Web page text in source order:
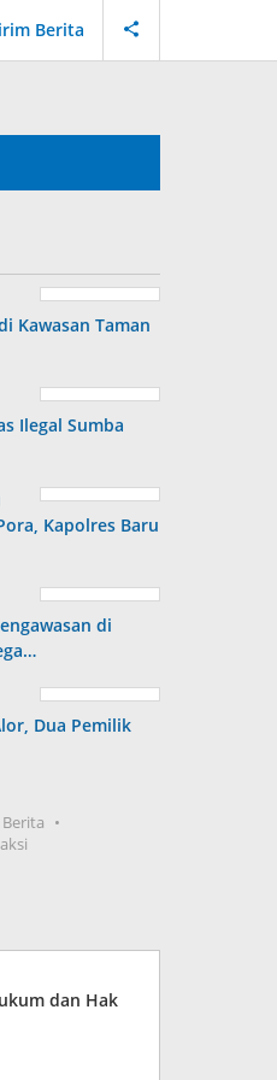
Berita
Kawasan Taman
Ilegal Sumba
Kapolres Baru
di
Dua Pemilik
dan Hak